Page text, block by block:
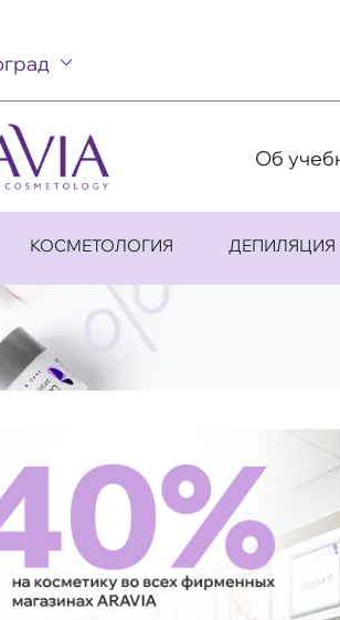
Об
КОСМЕТОЛОГИЯ ДЕПИЛЯЦИЯ